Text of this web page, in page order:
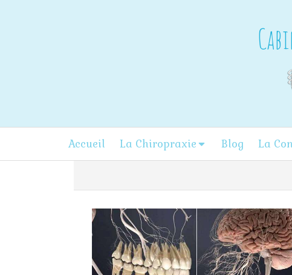
Accueil La Chiropraxie Blog La